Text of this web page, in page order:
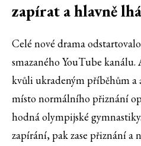
zapírat a hlavně
Celé nové drama
smazaného YouTube kanálu.
kvůli ukradeným příběhům a
místo normálního přiznání
hodná olympijské
zapírání, pak zase přiznání a